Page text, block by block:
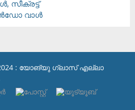
2024 : യോങ്‌യു ഗ്ലാസ് എല്ലാ